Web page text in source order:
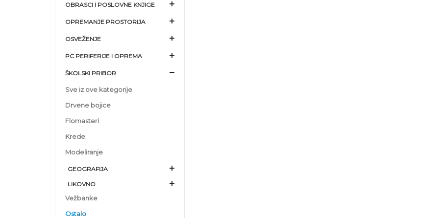
OBRASCI I POSLOVNE KNJIGE
OPREMANJE PROSTORIJA
OSVEŽENJE
PC PERIFERIJE I OPREMA
ŠKOLSKI PRIBOR
Sve iz ove kategorije
Drvene bojice
Flomasteri
Krede
Modeliranje
GEOGRAFIJA
LIKOVNO
Vežbanke
Ostalo